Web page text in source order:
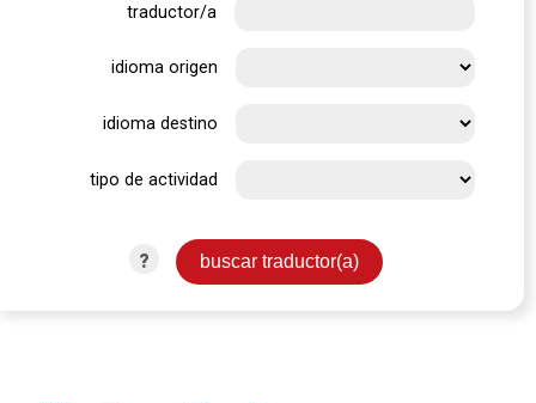
traductor/a
idioma origen
idioma destino
tipo de actividad
?